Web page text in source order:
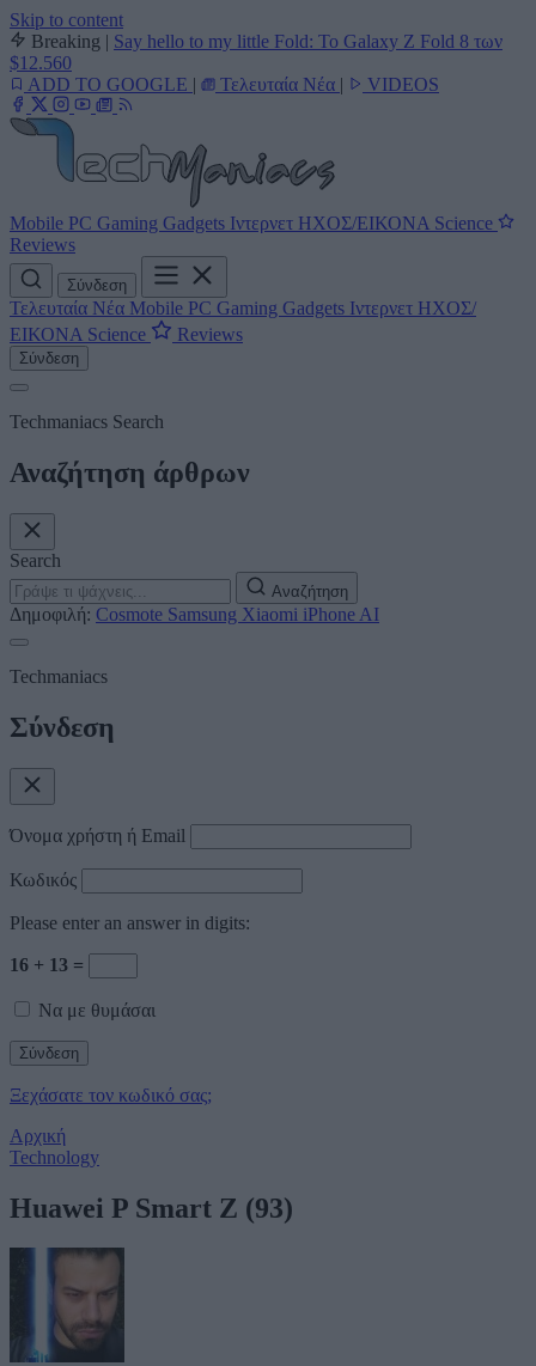
Skip to content
Breaking | Say hello to my little Fold: Το Galaxy Z Fold 8 των
$12.560
ADD TO GOOGLE | Τελευταία Νέα | VIDEOS
Mobile PC Gaming Gadgets Ιντερνετ ΗΧΟΣ/ΕΙΚΟΝΑ Science
Reviews
Σύνδεση
Τελευταία Νέα Mobile PC Gaming Gadgets Ιντερνετ ΗΧΟΣ/
ΕΙΚΟΝΑ Science Reviews
Σύνδεση
Techmaniacs Search
Αναζήτηση άρθρων
Search
Αναζήτηση
Δημοφιλή: Cosmote Samsung Xiaomi iPhone AI
Techmaniacs
Σύνδεση
Όνομα χρήστη ή Email
Κωδικός
Please enter an answer in digits:
16 + 13 =
Να με θυμάσαι
Ξεχάσατε τον κωδικό σας;
Αρχική
Technology
Huawei P Smart Z (93)